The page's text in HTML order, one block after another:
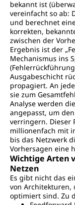
bekannt ist
vereinfacht so ab:
und berechnet
korrekten,
zwischen der
Ergebnis ist der
Mechanismus ins
Ausgabeschicht
propagiert. An
sie zum
Analyse werden
angepasst, um
verringern. Dieser
millionenfach mit
bis das Netzwerk
Vorhersagen eine
Wichtige Arten
Netzen
Es gibt nicht das
von Architekturen,
optimiert sind. Zu